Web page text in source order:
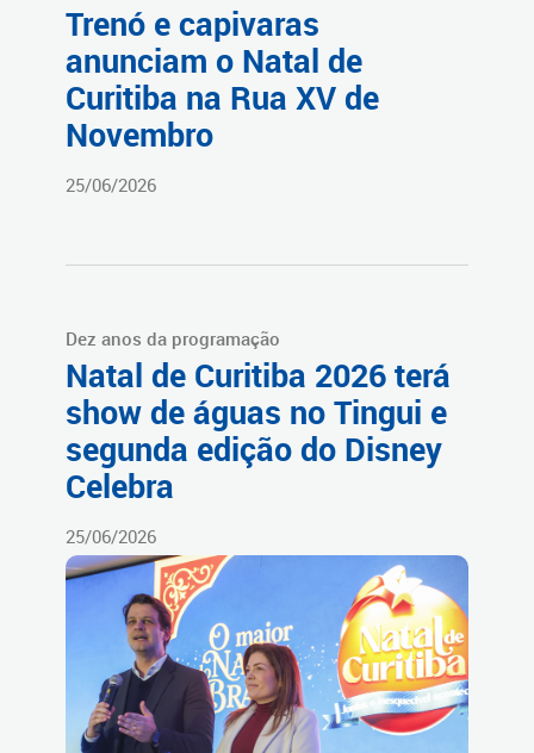
Trenó e capivaras
anunciam o Natal de
Curitiba na Rua XV de
Novembro
25/06/2026
Dez anos da programação
Natal de Curitiba 2026 terá
show de águas no Tingui e
segunda edição do Disney
Celebra
25/06/2026